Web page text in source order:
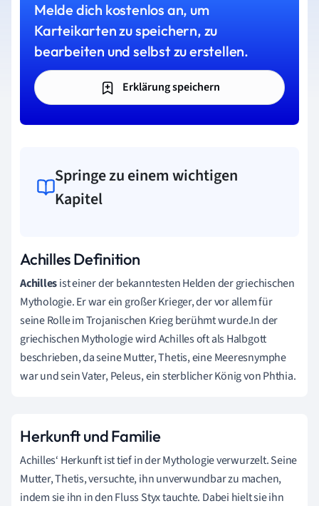
Melde dich kostenlos an, um
Karteikarten zu speichern, zu
bearbeiten und selbst zu erstellen.
Erklärung speichern
Springe zu einem wichtigen
Kapitel
Achilles Definition
Achillesist einer der bekanntesten Helden der griechischen
Mythologie. Er war ein großer Krieger, der vor allem für
seine Rolle im Trojanischen Krieg berühmt wurde.In der
griechischen Mythologie wird Achilles oft als Halbgott
beschrieben, da seine Mutter, Thetis, eine Meeresnymphe
war und sein Vater, Peleus, ein sterblicher König von Phthia.
Herkunft und Familie
Achilles‘ Herkunft ist tief in der Mythologie verwurzelt. Seine
Mutter, Thetis, versuchte, ihn unverwundbar zu machen,
indem sie ihn in den Fluss Styx tauchte. Dabei hielt sie ihn